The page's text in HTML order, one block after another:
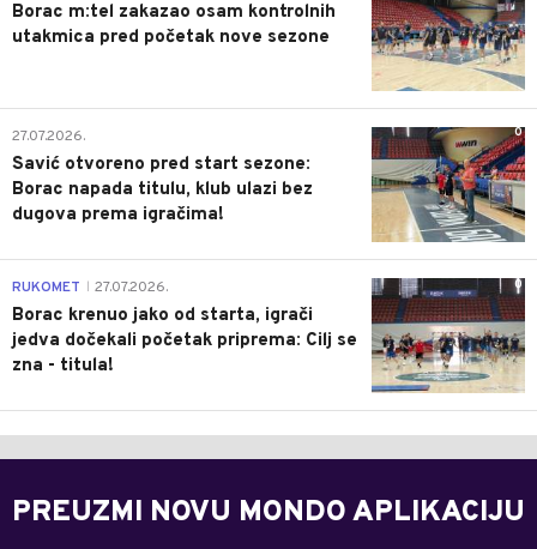
Borac m:tel zakazao osam kontrolnih
utakmica pred početak nove sezone
0
27.07.2026.
Savić otvoreno pred start sezone:
Borac napada titulu, klub ulazi bez
dugova prema igračima!
0
RUKOMET 27.07.2026.
Borac krenuo jako od starta, igrači
jedva dočekali početak priprema: Cilj se
zna - titula!
PREUZMI NOVU MONDO APLIKACIJU